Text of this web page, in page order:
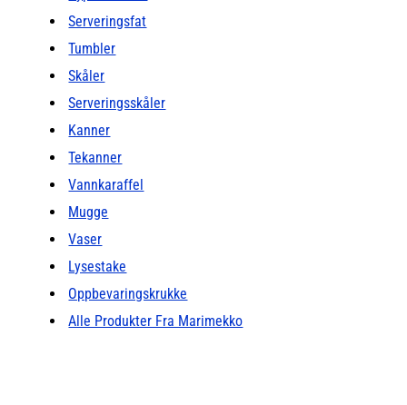
Serveringsfat
Tumbler
Skåler
Serveringsskåler
Kanner
Tekanner
Vannkaraffel
Mugge
Vaser
Lysestake
Oppbevaringskrukke
Alle Produkter Fra Marimekko